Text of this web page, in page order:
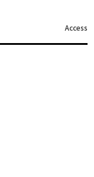
Access